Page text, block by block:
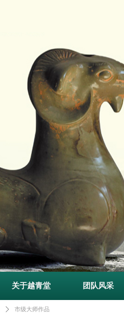
关于越青堂 团队风采
ꄲ 市级大师作品